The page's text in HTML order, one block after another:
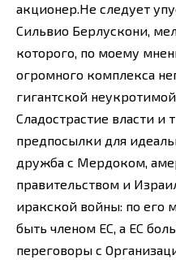
акционер.Не следует
Сильвио Берлускони,
которого, по моему
огромного комплекса
гигантской
Сладострастие власти и
предпосылки для
дружба с Мердоком,
правительством и
иракской войны: по его
быть членом ЕС, а ЕС
переговоры с